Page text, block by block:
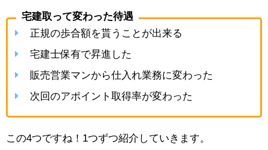
宅建取って変わった待遇
正規の歩合額を貰うことが出来る
宅建士保有で昇進した
販売営業マンから仕入れ業務に変わった
次回のアポイント取得率が変わった
この4つですね！1つずつ紹介していきます。